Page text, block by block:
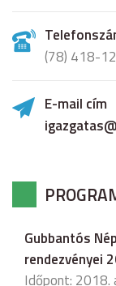
(78) 418-
E-mail cím
Gubbantós
rendezvényei
Időpont: 2018.